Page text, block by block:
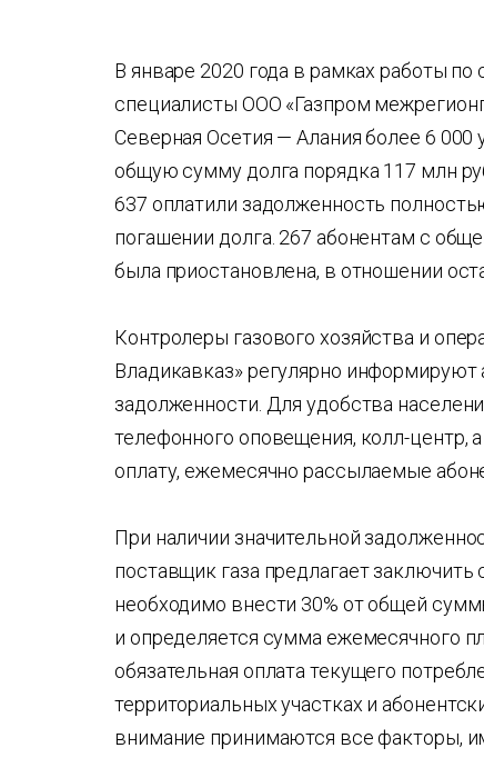
В январе 2020 года в рамках работы
специалисты ООО «Газпром
Северная Осетия — Алания более 6 000
общую сумму долга порядка 117 млн
637 оплатили задолженность
погашении долга. 267 абонентам с
была приостановлена, в отношении
Контролеры газового хозяйства и
Владикавказ» регулярно
задолженности. Для удобства
телефонного оповещения, колл-центр,
оплату, ежемесячно рассылаемые
При наличии значительной
поставщик газа предлагает
необходимо внести 30% от общей
и определяется сумма ежемесячного
обязательная оплата текущего
территориальных участках и
внимание принимаются все факторы,